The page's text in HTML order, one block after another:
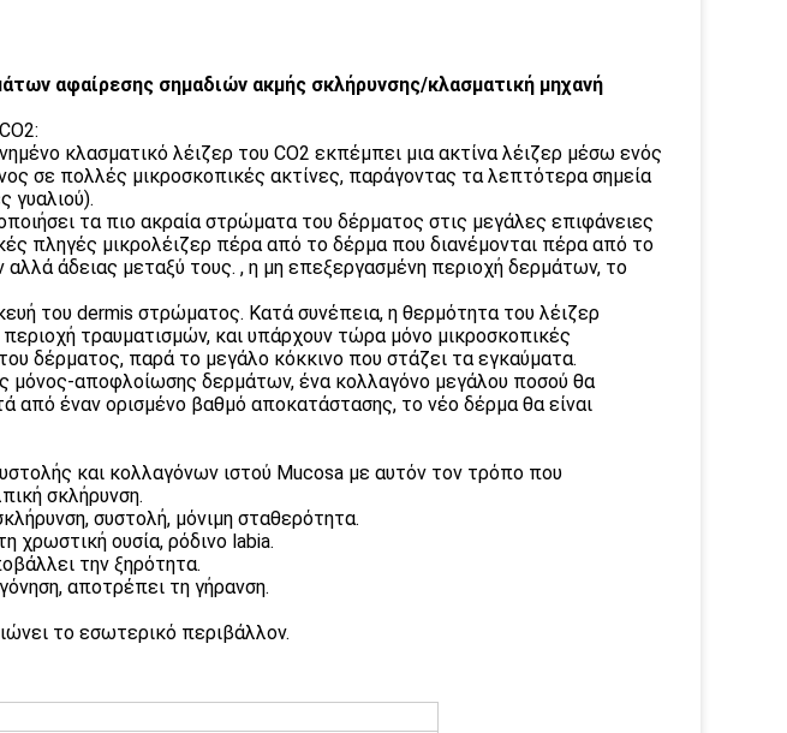
αφαίρεσης σημαδιών ακμής σκλήρυνσης/κλασματική μηχανή
κλασματικό λέιζερ του CO2 εκπέμπει μια ακτίνα λέιζερ μέσω ενός
σε πολλές μικροσκοπικές ακτίνες, παράγοντας τα λεπτότερα σημεία
γυαλιού).
τα πιο ακραία στρώματα του δέρματος στις μεγάλες επιφάνειες
πληγές μικρολέιζερ πέρα από το δέρμα που διανέμονται πέρα από το
αλλά άδειας μεταξύ τους. , η μη επεξεργασμένη περιοχή δερμάτων, το
του dermis στρώματος. Κατά συνέπεια, η θερμότητα του λέιζερ
τραυματισμών, και υπάρχουν τώρα μόνο μικροσκοπικές
δέρματος, παρά το μεγάλο κόκκινο που στάζει τα εγκαύματα.
μόνος-αποφλοίωσης δερμάτων, ένα κολλαγόνο μεγάλου ποσού θα
από έναν ορισμένο βαθμό αποκατάστασης, το νέο δέρμα θα είναι
και κολλαγόνων ιστού Mucosa με αυτόν τον τρόπο που
σκλήρυνση.
συστολή, μόνιμη σταθερότητα.
χρωστική ουσία, ρόδινο labia.
την ξηρότητα.
αποτρέπει τη γήρανση.
το εσωτερικό περιβάλλον.